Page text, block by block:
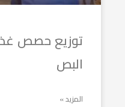
توزيع حصص
البص
المزيد »